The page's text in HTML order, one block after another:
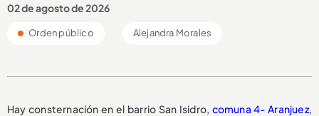
02 de agosto de 2026
Orden público Alejandra Morales
Hay consternación en el barrio San Isidro, comuna 4- Aranjuez,